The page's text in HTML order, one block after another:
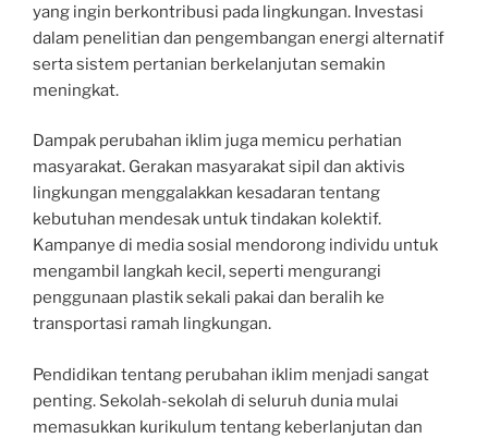
yang ingin berkontribusi pada lingkungan. Investasi
dalam penelitian dan pengembangan energi alternatif
serta sistem pertanian berkelanjutan semakin
meningkat.
Dampak perubahan iklim juga memicu perhatian
masyarakat. Gerakan masyarakat sipil dan aktivis
lingkungan menggalakkan kesadaran tentang
kebutuhan mendesak untuk tindakan kolektif.
Kampanye di media sosial mendorong individu untuk
mengambil langkah kecil, seperti mengurangi
penggunaan plastik sekali pakai dan beralih ke
transportasi ramah lingkungan.
Pendidikan tentang perubahan iklim menjadi sangat
penting. Sekolah-sekolah di seluruh dunia mulai
memasukkan kurikulum tentang keberlanjutan dan